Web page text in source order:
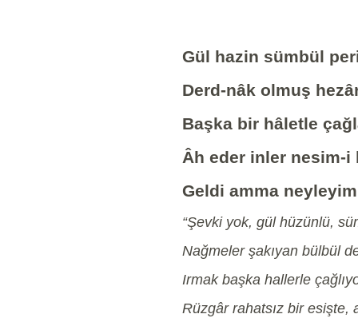
Gül hazin sümbül
Derd-nâk olmuş
Başka bir hâletle
Âh eder inler nesim-i
Geldi amma
“Şevki yok, gül hüzünlü,
Nağmeler şakıyan bülbül
Irmak başka hallerle
Rüzgâr rahatsız bir esişte,